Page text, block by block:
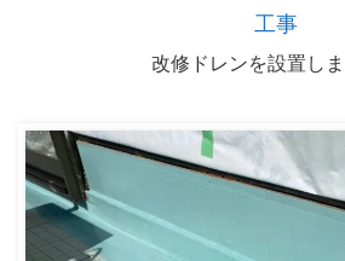
工事
改修ドレンを設置しま